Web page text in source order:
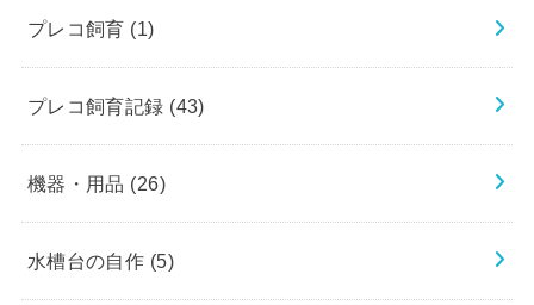
プレコ飼育 (1)
プレコ飼育記録 (43)
機器・用品 (26)
水槽台の自作 (5)